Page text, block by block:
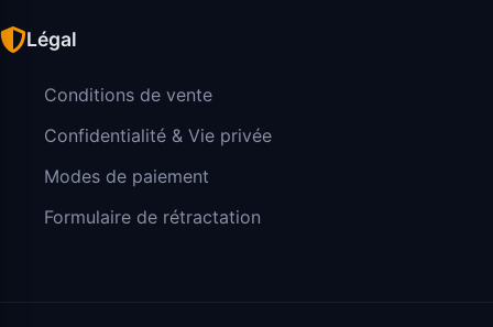
Légal
Conditions de vente
Confidentialité & Vie privée
Modes de paiement
Formulaire de rétractation